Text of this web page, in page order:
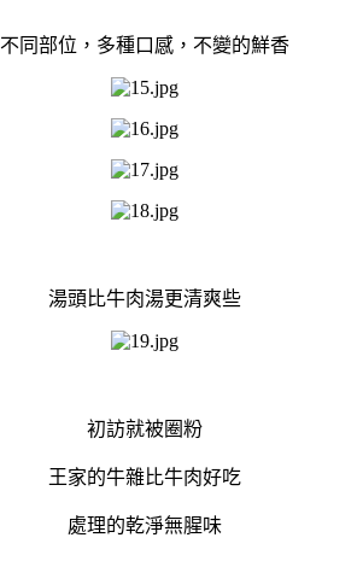
不同部位，多種口感，不變的鮮香
湯頭比牛肉湯更清爽些
初訪就被圈粉
王家的牛雜比牛肉好吃
處理的乾淨無腥味